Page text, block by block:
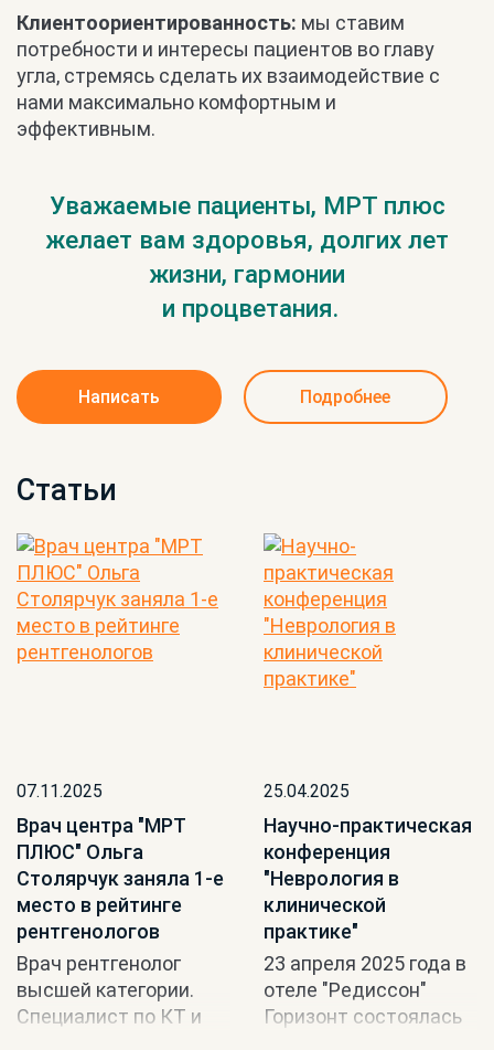
Клиентоориентированность: мы ставим
потребности и интересы пациентов во главу
угла, стремясь сделать их взаимодействие с
нами максимально комфортным и
эффективным.
Уважаемые пациенты, МРТ плюс
желает вам здоровья, долгих лет
жизни, гармонии
и процветания.
Написать Подробнее
Статьи
07.11.2025
Врач центра "МРТ
ПЛЮС" Ольга
Столярчук заняла 1-е
место в рейтинге
рентгенологов
Врач рентгенолог
высшей категории.
Специалист по КТ и
25.04.2025
Научно-практическая
конференция
"Неврология в
клинической
практике"
23 апреля 2025 года в
отеле "Редиссон"
Горизонт состоялась